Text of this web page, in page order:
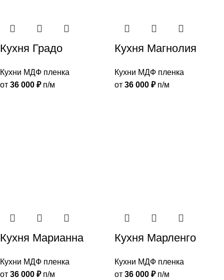
Кухня Градо
Кухни МДФ пленка
от 36 000 ₽п/м
Кухня Магнолия
Кухни МДФ пленка
от 36 000 ₽п/м
Кухня Марианна
Кухни МДФ пленка
от 36 000 ₽п/м
Кухня Марленго
Кухни МДФ пленка
от 36 000 ₽п/м